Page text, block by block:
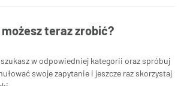
możesz teraz zrobić?
szukasz w odpowiedniej kategorii oraz spróbuj
swoje zapytanie i jeszcze raz skorzystaj